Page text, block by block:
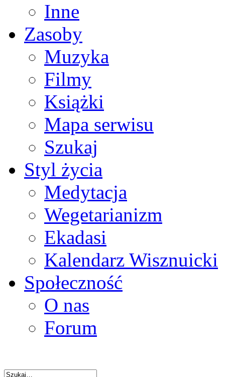
Inne
Zasoby
Muzyka
Filmy
Książki
Mapa serwisu
Szukaj
Styl życia
Medytacja
Wegetarianizm
Ekadasi
Kalendarz Wisznuicki
Społeczność
O nas
Forum